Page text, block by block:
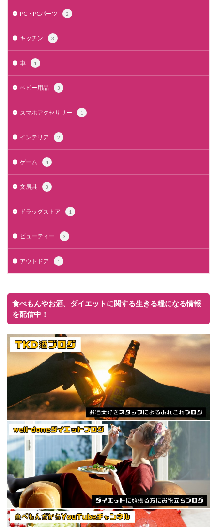
PC・PCパーツ 2
キッチン 3
車 1
ベビー用品 3
スマホアクセサリー 1
インテリア 2
ゲーム 4
文房具 3
ドラッグストア 1
ビューティー 3
アウトドア 1
食べもんやお酒、ダイエットに関する生きる糧になる情報
を配信中！